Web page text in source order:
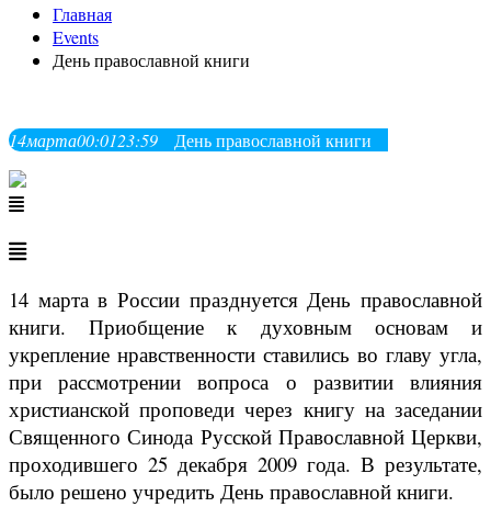
Главная
Events
День православной книги
14марта00:0123:59 День православной книги
14 марта в России празднуется День православной
книги. Приобщение к духовным основам и
укрепление нравственности ставились во главу угла,
при рассмотрении вопроса о развитии влияния
христианской проповеди через книгу на заседании
Священного Синода Русской Православной Церкви,
проходившего 25 декабря 2009 года. В результате,
было решено учредить День православной книги.